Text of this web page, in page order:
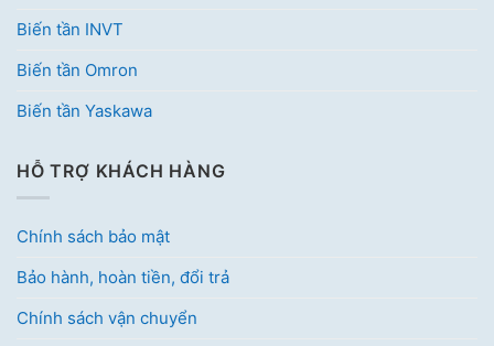
Biến tần INVT
Biến tần Omron
Biến tần Yaskawa
HỖ TRỢ KHÁCH HÀNG
Chính sách bảo mật
Bảo hành, hoàn tiền, đổi trả
Chính sách vận chuyển